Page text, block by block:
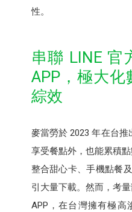
性。
串聯 LINE 官
APP，極大化
綜效
麥當勞於 2023 年在台推
享受餐點外，也能累積
整合甜心卡、手機點餐
引大量下載。然而，考
APP，在台灣擁有極高